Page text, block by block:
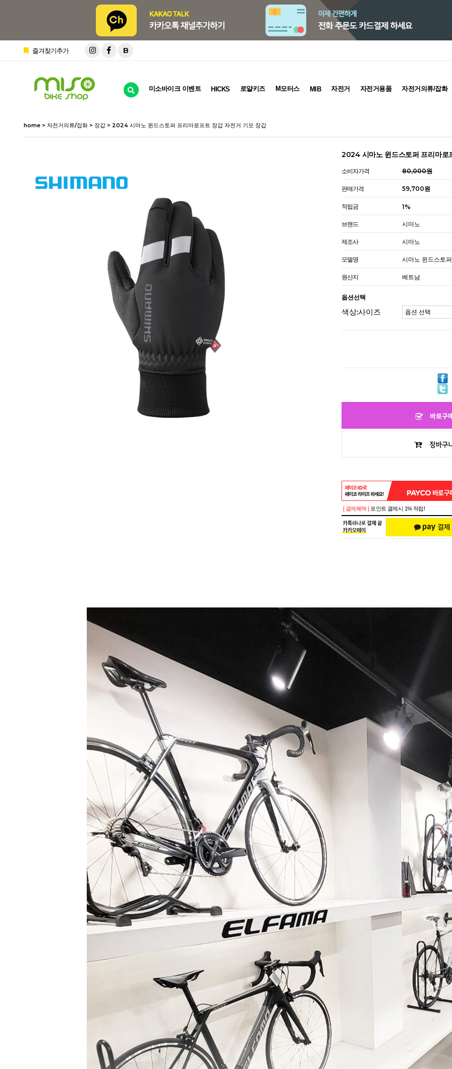
즐겨찾기추가 B
미소바이크 이벤트 HICKS 로얄키즈 M모터스 MIB 자전거 자전거용품 자전거의류/잡화
home > 자전거의류/잡화 > 장갑 > 2024 시마노 윈드스토퍼 프리마로프트 장갑 자전거 기모 장갑
2024 시마노 윈드스토퍼 프리마로
소비자가격 80,000원
판매가격 59,700원
적립금 1%
브랜드 시마노
제조사 시마노
모델명 시마노 윈드스토
원산지 베트남
옵션선택
색상:사이즈
페이코 ID로 페이코 라이
[ 결제혜택 ] 포인트 결제시 1% 적립!